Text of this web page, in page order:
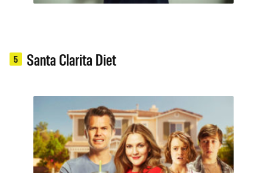
5 Santa Clarita Diet